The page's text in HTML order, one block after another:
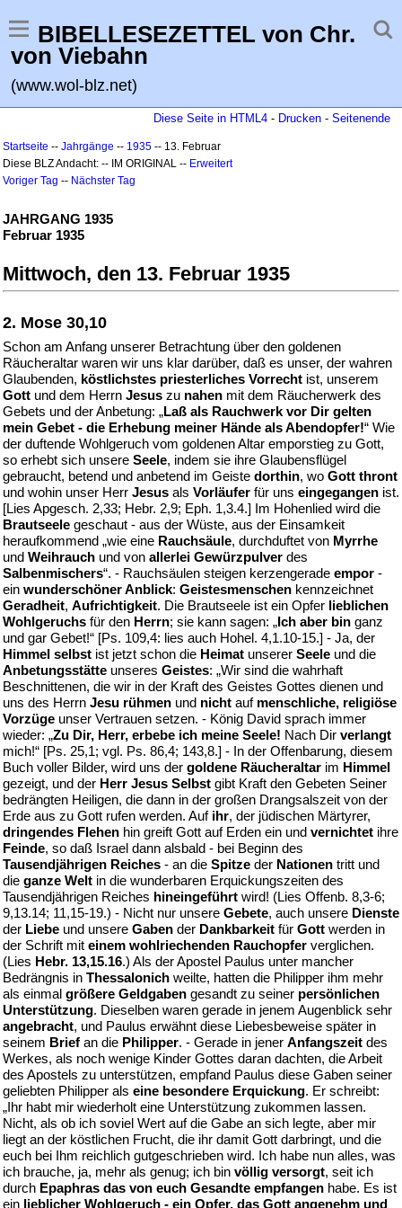
BIBELLESEZETTEL von Chr.
von Viebahn
(www.wol-blz.net)
Diese Seite in HTML4 - Drucken - Seitenende
Startseite -- Jahrgänge -- 1935 -- 13. Februar
Diese BLZ Andacht: -- IM ORIGINAL -- Erweitert
Voriger Tag -- Nächster Tag
JAHRGANG 1935
Februar 1935
Mittwoch, den 13. Februar 1935
2. Mose 30,10
Schon am Anfang unserer Betrachtung über den goldenen
Räucheraltar waren wir uns klar darüber, daß es unser, der wahren
Glaubenden, köstlichstes priesterliches Vorrecht ist, unserem
Gott und dem Herrn Jesus zu nahen mit dem Räucherwerk des
Gebets und der Anbetung: „Laß als Rauchwerk vor Dir gelten
mein Gebet - die Erhebung meiner Hände als Abendopfer!“ Wie
der duftende Wohlgeruch vom goldenen Altar emporstieg zu Gott,
so erhebt sich unsere Seele, indem sie ihre Glaubensflügel
gebraucht, betend und anbetend im Geiste dorthin, wo Gott thront
und wohin unser Herr Jesus als Vorläufer für uns eingegangen ist.
[Lies Apgesch. 2,33; Hebr. 2,9; Eph. 1,3.4.] Im Hohenlied wird die
Brautseele geschaut - aus der Wüste, aus der Einsamkeit
heraufkommend „wie eine Rauchsäule, durchduftet von Myrrhe
und Weihrauch und von allerlei Gewürzpulver des
Salbenmischers“. - Rauchsäulen steigen kerzengerade empor -
ein wunderschöner Anblick: Geistesmenschen kennzeichnet
Geradheit, Aufrichtigkeit. Die Brautseele ist ein Opfer lieblichen
Wohlgeruchs für den Herrn; sie kann sagen: „Ich aber bin ganz
und gar Gebet!“ [Ps. 109,4: lies auch Hohel. 4,1.10-15.] - Ja, der
Himmel selbst ist jetzt schon die Heimat unserer Seele und die
Anbetungsstätte unseres Geistes: „Wir sind die wahrhaft
Beschnittenen, die wir in der Kraft des Geistes Gottes dienen und
uns des Herrn Jesu rühmen und nicht auf menschliche, religiöse
Vorzüge unser Vertrauen setzen. - König David sprach immer
wieder: „Zu Dir, Herr, erbebe ich meine Seele! Nach Dir verlangt
mich!“ [Ps. 25,1; vgl. Ps. 86,4; 143,8.] - In der Offenbarung, diesem
Buch voller Bilder, wird uns der goldene Räucheraltar im Himmel
gezeigt, und der Herr Jesus Selbst gibt Kraft den Gebeten Seiner
bedrängten Heiligen, die dann in der großen Drangsalszeit von der
Erde aus zu Gott rufen werden. Auf ihr, der jüdischen Märtyrer,
dringendes Flehen hin greift Gott auf Erden ein und vernichtet ihre
Feinde, so daß Israel dann alsbald - bei Beginn des
Tausendjährigen Reiches - an die Spitze der Nationen tritt und
die ganze Welt in die wunderbaren Erquickungszeiten des
Tausendjährigen Reiches hineingeführt wird! (Lies Offenb. 8,3-6;
9,13.14; 11,15-19.) - Nicht nur unsere Gebete, auch unsere Dienste
der Liebe und unsere Gaben der Dankbarkeit für Gott werden in
der Schrift mit einem wohlriechenden Rauchopfer verglichen.
(Lies Hebr. 13,15.16.) Als der Apostel Paulus unter mancher
Bedrängnis in Thessalonich weilte, hatten die Philipper ihm mehr
als einmal größere Geldgaben gesandt zu seiner persönlichen
Unterstützung. Dieselben waren gerade in jenem Augenblick sehr
angebracht, und Paulus erwähnt diese Liebesbeweise später in
seinem Brief an die Philipper. - Gerade in jener Anfangszeit des
Werkes, als noch wenige Kinder Gottes daran dachten, die Arbeit
des Apostels zu unterstützen, empfand Paulus diese Gaben seiner
geliebten Philipper als eine besondere Erquickung. Er schreibt:
„Ihr habt mir wiederholt eine Unterstützung zukommen lassen.
Nicht, als ob ich soviel Wert auf die Gabe an sich legte, aber mir
liegt an der köstlichen Frucht, die ihr damit Gott darbringt, und die
euch bei Ihm reichlich gutgeschrieben wird. Ich habe nun alles, was
ich brauche, ja, mehr als genug; ich bin völlig versorgt, seit ich
durch Epaphras das von euch Gesandte empfangen habe. Es ist
ein lieblicher Wohlgeruch - ein Opfer, das Gott angenehm und